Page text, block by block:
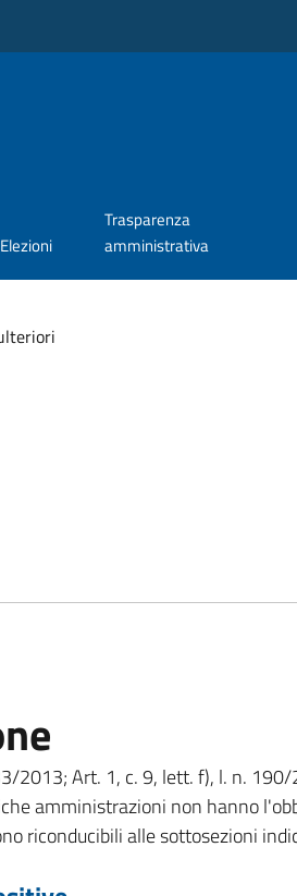
Elezioni
Trasparenza
amministrativa
2013; Art. 1, c. 9, lett. f), l. n.
amministrazioni non hanno
riconducibili alle sottosezioni